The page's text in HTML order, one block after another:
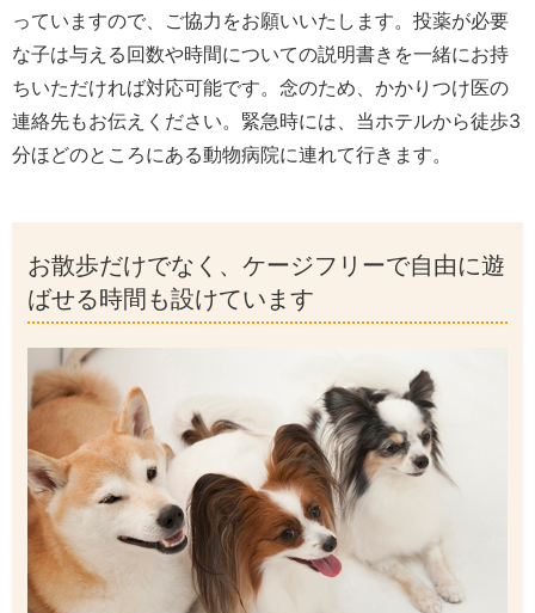
っていますので、ご協力をお願いいたします。 投薬が必要
な子は与える回数や時間についての説明書きを一緒にお持
ちいただければ対応可能です。 念のため、かかりつけ医の
連絡先もお伝えください。 緊急時には、当ホテルから徒歩3
分ほどのところにある動物病院に連れて行きます。
お散歩だけでなく、ケージフリーで自由に遊
ばせる時間も設けています